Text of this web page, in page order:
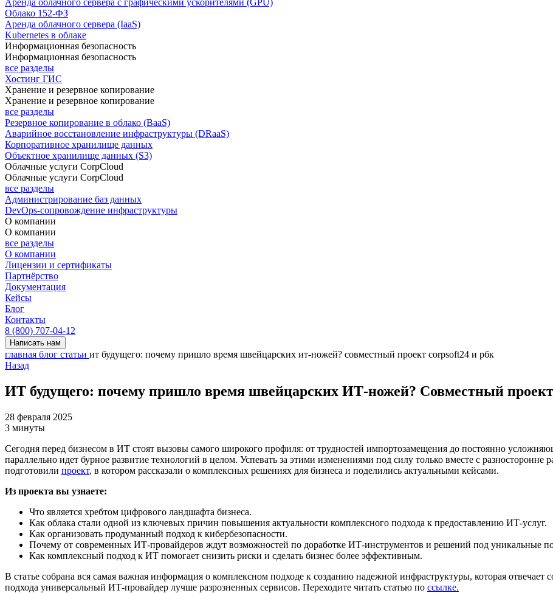
Аренда облачного сервера с графическими ускорителями (GPU)
Облако 152-ФЗ
Аренда облачного сервера (IaaS)
Kubernetes в облаке
Информационная безопасность
Информационная безопасность
все разделы
Хостинг ГИС
Хранение и резервное копирование
Хранение и резервное копирование
все разделы
Резервное копирование в облако (BaaS)
Аварийное восстановление инфраструктуры (DRaaS)
Корпоративное хранилище данных
Объектное хранилище данных (S3)
Облачные услуги CorpCloud
Облачные услуги CorpCloud
все разделы
Администрирование баз данных
DevOps-сопровождение инфраструктуры
О компании
О компании
все разделы
О компании
Лицензии и сертификаты
Партнёрство
Документация
Кейсы
Блог
Контакты
8 (800) 707-04-12
Написать нам
главная блог статьи ит будущего: почему пришло время швейцарских ит-ножей? совместный проект corpsoft24 и рбк
Назад
ИТ будущего: почему пришло время швейцарских ИТ-ножей? Совместный
28 февраля 2025
3 минуты
Сегодня перед бизнесом в ИТ стоят вызовы самого широкого профиля: от трудностей импортозамещения до постоянно
параллельно идет бурное развитие технологий в целом. Успевать за этими изменениями под силу только вместе с
подготовили проект, в котором рассказали о комплексных решениях для бизнеса и поделились актуальными кейсами.
Из проекта вы узнаете:
Что является хребтом цифрового ландшафта бизнеса.
Как облака стали одной из ключевых причин повышения актуальности комплексного подхода к предоставлению ИТ-услуг.
Как организовать продуманный подход к кибербезопасности.
Почему от современных ИТ-провайдеров ждут возможностей по доработке ИТ-инструментов и решений под уникальные
Как комплексный подход к ИТ помогает снизить риски и сделать бизнес более эффективным.
В статье собрана вся самая важная информация о комплексном подходе к созданию надежной инфраструктуры, которая
подхода универсальный ИТ-провайдер лучше разрозненных сервисов. Переходите читать статью по ссылке.